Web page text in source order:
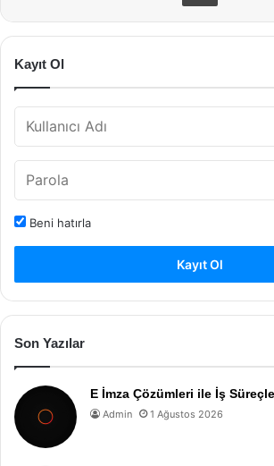
Kayıt Ol
Beni hatırla
Kayıt Ol
Son Yazılar
E İmza Çözümleri ile İş
Admin 1 Ağustos 2026